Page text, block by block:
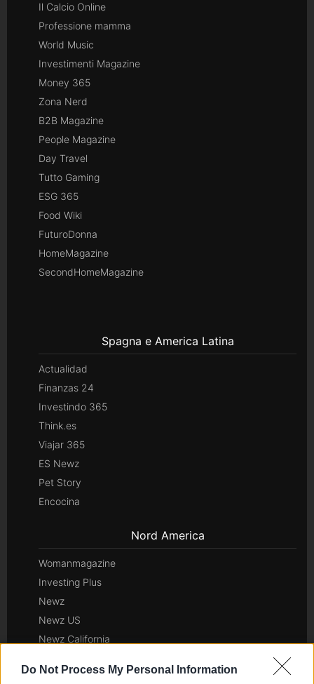
Do Not Process My Personal Information
Il Calcio Online
Professione mamma
World Music
Investimenti Magazine
Money 365
Zona Nerd
B2B Magazine
People Magazine
Day Travel
Tutto Gaming
ESG 365
Food Wiki
FuturoDonna
HomeMagazine
SecondHomeMagazine
Spagna e America Latina
Actualidad
Finanzas 24
Investindo 365
Think.es
Viajar 365
ES Newz
Pet Story
Encocina
Nord America
Womanmagazine
Investing Plus
Newz
Newz US
Newz California
Newz Florida